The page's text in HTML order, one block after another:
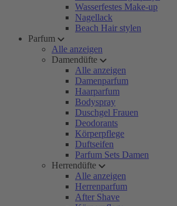
Wasserfestes Make-up
Nagellack
Beach Hair stylen
Parfum
Alle anzeigen
Damendüfte
Alle anzeigen
Damenparfum
Haarparfum
Bodyspray
Duschgel Frauen
Deodorants
Körperpflege
Duftseifen
Parfum Sets Damen
Herrendüfte
Alle anzeigen
Herrenparfum
After Shave